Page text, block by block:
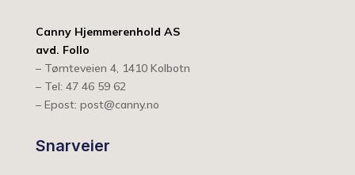
Canny Hjemmerenhold AS
avd. Follo
– Tømteveien 4, 1410 Kolbotn
– Tel: 47 46 59 62
– Epost: post@canny.no
Snarveier